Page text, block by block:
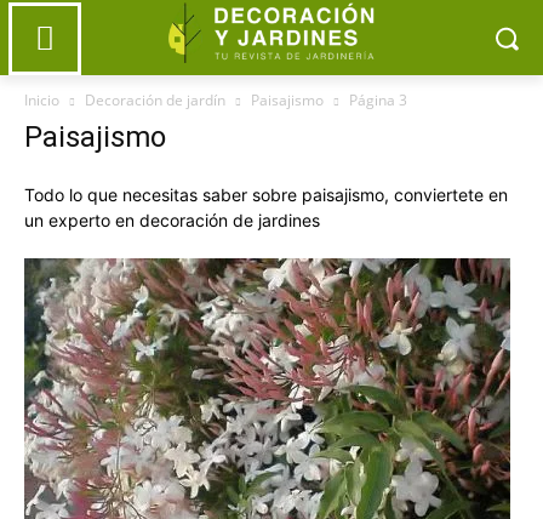
Inicio Decoración de jardín Paisajismo Página 3
Paisajismo
Todo lo que necesitas saber sobre paisajismo, conviertete en
un experto en decoración de jardines